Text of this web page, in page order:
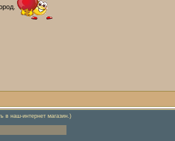
в наш-интернет магазин.)